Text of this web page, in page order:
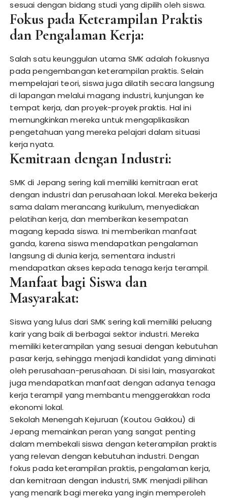
sesuai dengan bidang studi yang dipilih oleh siswa.
Fokus pada Keterampilan Praktis
dan Pengalaman Kerja:
Salah satu keunggulan utama SMK adalah fokusnya
pada pengembangan keterampilan praktis. Selain
mempelajari teori, siswa juga dilatih secara langsung
di lapangan melalui magang industri, kunjungan ke
tempat kerja, dan proyek-proyek praktis. Hal ini
memungkinkan mereka untuk mengaplikasikan
pengetahuan yang mereka pelajari dalam situasi
kerja nyata.
Kemitraan dengan Industri:
SMK di Jepang sering kali memiliki kemitraan erat
dengan industri dan perusahaan lokal. Mereka bekerja
sama dalam merancang kurikulum, menyediakan
pelatihan kerja, dan memberikan kesempatan
magang kepada siswa. Ini memberikan manfaat
ganda, karena siswa mendapatkan pengalaman
langsung di dunia kerja, sementara industri
mendapatkan akses kepada tenaga kerja terampil.
Manfaat bagi Siswa dan
Masyarakat:
Siswa yang lulus dari SMK sering kali memiliki peluang
karir yang baik di berbagai sektor industri. Mereka
memiliki keterampilan yang sesuai dengan kebutuhan
pasar kerja, sehingga menjadi kandidat yang diminati
oleh perusahaan-perusahaan. Di sisi lain, masyarakat
juga mendapatkan manfaat dengan adanya tenaga
kerja terampil yang membantu menggerakkan roda
ekonomi lokal.
Sekolah Menengah Kejuruan (Koutou Gakkou) di
Jepang memainkan peran yang sangat penting
dalam membekali siswa dengan keterampilan praktis
yang relevan dengan kebutuhan industri. Dengan
fokus pada keterampilan praktis, pengalaman kerja,
dan kemitraan dengan industri, SMK menjadi pilihan
yang menarik bagi mereka yang ingin memperoleh